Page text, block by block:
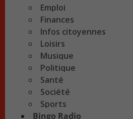
Emploi
Finances
Infos citoyennes
Loisirs
Musique
Politique
Santé
Société
Sports
Bingo Radio